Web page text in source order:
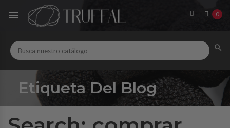
 0

Etiqueta Del Blog